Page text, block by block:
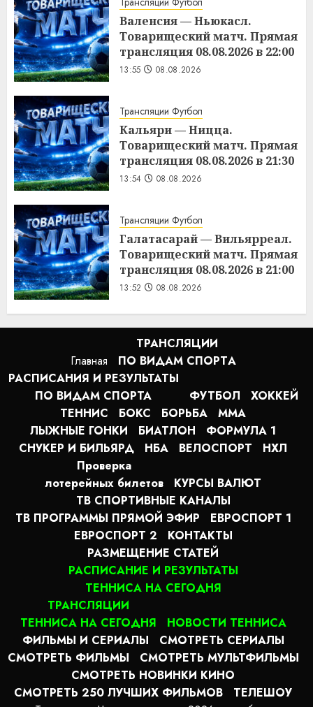
Валенсия — Ньюкасл.
Товарищеский матч. Прямая
трансляция 08.08.2026 в 22:00
13:55 08.08.2026
Трансляции Футбол
Кальяри — Ницца.
Товарищеский матч. Прямая
трансляция 08.08.2026 в 21:30
13:54 08.08.2026
Трансляции Футбол
Галатасарай — Вильярреал.
Товарищеский матч. Прямая
трансляция 08.08.2026 в 21:00
13:52 08.08.2026
Главная
ТРАНСЛЯЦИИ
ПО ВИДАМ СПОРТA
РАСПИСАНИЯ И РЕЗУЛЬТАТЫ
ПО ВИДАМ СПОРТА
ФУТБОЛ
ХОККЕЙ
ТЕННИС
БОКС БОРЬБА
MMA
ЛЫЖНЫЕ ГОНКИ
БИАТЛОН
ФОРМУЛА 1
СНУКЕР И БИЛЬЯРД
НБА ВЕЛОСПОРТ
НХЛ
Проверка
лотерейных билетов
КУРСЫ ВАЛЮТ
ТВ СПОРТИВНЫЕ КАНАЛЫ
ТВ ПРОГРАММЫ ПРЯМОЙ ЭФИР
ЕВРОСПОРТ 1
ЕВРОСПОРТ 2
КОНТАКТЫ
РАЗМЕЩЕНИЕ СТАТЕЙ
РАСПИСАНИЕ И РЕЗУЛЬТАТЫ
ТЕННИСА НА СЕГОДНЯ
ТРАНСЛЯЦИИ
ТЕННИСА НА СЕГОДНЯ
НОВОСТИ ТЕННИСА
ФИЛЬМЫ И СЕРИАЛЫ
СМОТРЕТЬ СЕРИАЛЫ
СМОТРЕТЬ ФИЛЬМЫ
СМОТРЕТЬ МУЛЬТФИЛЬМЫ
СМОТРЕТЬ НОВИНКИ КИНО
СМОТРЕТЬ 250 ЛУЧШИХ ФИЛЬМОВ
ТЕЛЕШОУ